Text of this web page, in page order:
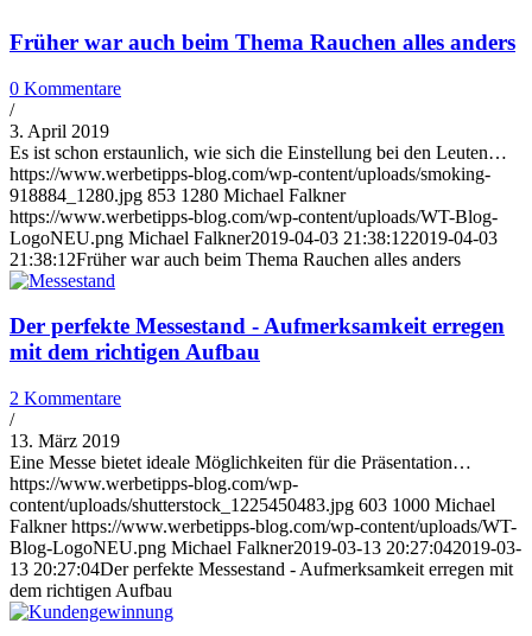
Früher war auch beim Thema Rauchen alles anders
0 Kommentare
/
3. April 2019
Es ist schon erstaunlich, wie sich die Einstellung bei den Leuten…
https://www.werbetipps-blog.com/wp-content/uploads/smoking-
918884_1280.jpg 853 1280 Michael Falkner
https://www.werbetipps-blog.com/wp-content/uploads/WT-Blog-
LogoNEU.png Michael Falkner2019-04-03 21:38:122019-04-03
21:38:12Früher war auch beim Thema Rauchen alles anders
Der perfekte Messestand - Aufmerksamkeit erregen
mit dem richtigen Aufbau
2 Kommentare
/
13. März 2019
Eine Messe bietet ideale Möglichkeiten für die Präsentation…
https://www.werbetipps-blog.com/wp-
content/uploads/shutterstock_1225450483.jpg 603 1000 Michael
Falkner https://www.werbetipps-blog.com/wp-content/uploads/WT-
Blog-LogoNEU.png Michael Falkner2019-03-13 20:27:042019-03-
13 20:27:04Der perfekte Messestand - Aufmerksamkeit erregen mit
dem richtigen Aufbau